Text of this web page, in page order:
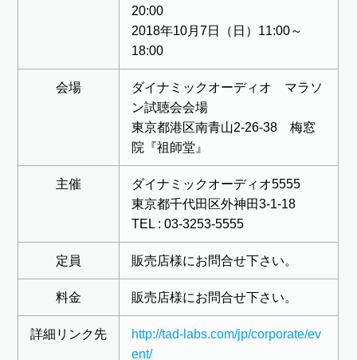
20:00
2018年10月7日（日）11:00～
18:00
会場
ダイナミックオーディオ マラソ
ン試聴会会場
東京都港区南青山2-26-38 梅窓
院『祖師堂』
主催
ダイナミックオーディオ5555
東京都千代田区外神田3-1-18
TEL : 03-3253-5555
定員 販売店様にお問合せ下さい。
料金 販売店様にお問合せ下さい。
詳細リンク先
http://tad-labs.com/jp/corporate/ev
ent/